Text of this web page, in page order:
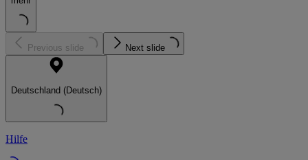
Previous slide Next slide
Deutschland (Deutsch)
Hilfe